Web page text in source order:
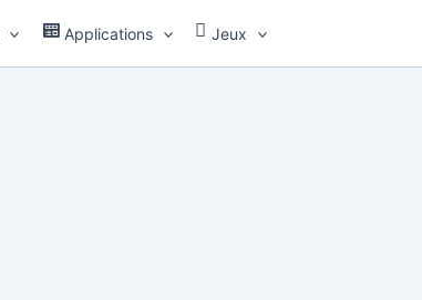
Applications Jeux